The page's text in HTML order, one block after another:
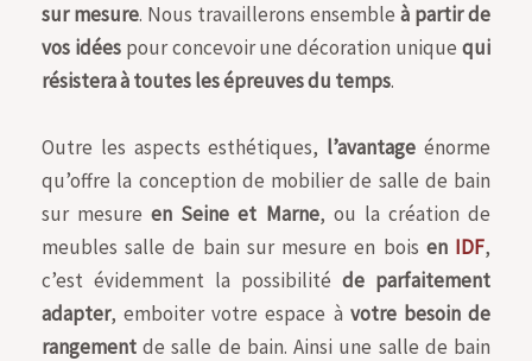
sur mesure. Nous travaillerons ensemble à partir de
vos idéespour concevoir une décoration uniquequi
résistera à toutes les épreuves du temps.
Outre les aspects esthétiques, l’avantage énorme
qu’offre la conception de mobilier de salle de bain
sur mesureen Seine et Marne, ou la création de
meubles salle de bain sur mesure en bois en IDF,
c’est évidemment la possibilité de parfaitement
adapter, emboiter votre espace à votre besoin de
rangement de salle de bain. Ainsi une salle de bain